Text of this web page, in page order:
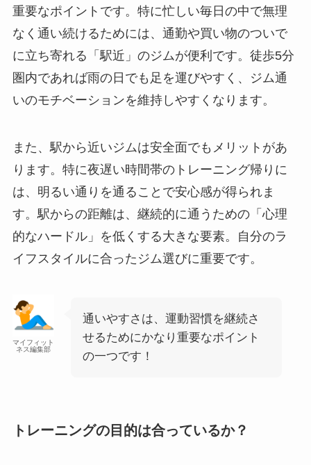
重要なポイントです。特に忙しい毎日の中で無理
なく通い続けるためには、通勤や買い物のついで
に立ち寄れる「駅近」のジムが便利です。徒歩5分
圏内であれば雨の日でも足を運びやすく、ジム通
いのモチベーションを維持しやすくなります。
また、駅から近いジムは安全面でもメリットがあ
ります。特に夜遅い時間帯のトレーニング帰りに
は、明るい通りを通ることで安心感が得られま
す。駅からの距離は、継続的に通うための「心理
的なハードル」を低くする大きな要素。自分のラ
イフスタイルに合ったジム選びに重要です。
マイフィット
ネス編集部
通いやすさは、運動習慣を継続さ
せるためにかなり重要なポイント
の一つです！
トレーニングの目的は合っているか？